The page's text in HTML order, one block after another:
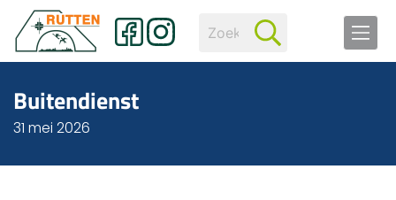
Buitendienst
31 mei 2026